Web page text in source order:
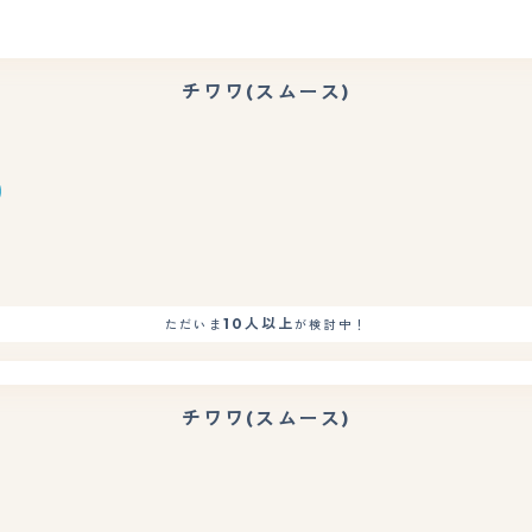
チワワ(スムース)
ただいま 10人以上が検討中！
チワワ(スムース)